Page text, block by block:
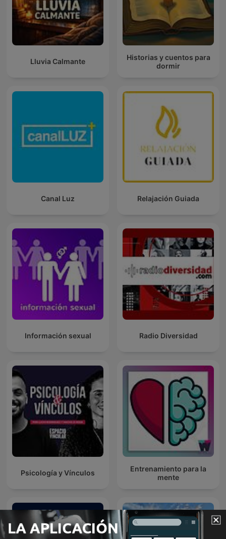
Lluvia Calmante
Historias y cuentos para
dormir
Canal Luz Relajación Guiada
Información sexual Radio Diversidad
Psicología y Vínculos
Entrenamiento para la
mente